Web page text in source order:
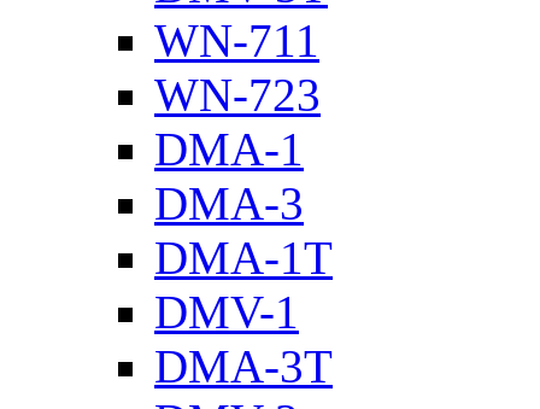
WN-711
WN-723
DMA-1
DMA-3
DMA-1T
DMV-1
DMА-3T